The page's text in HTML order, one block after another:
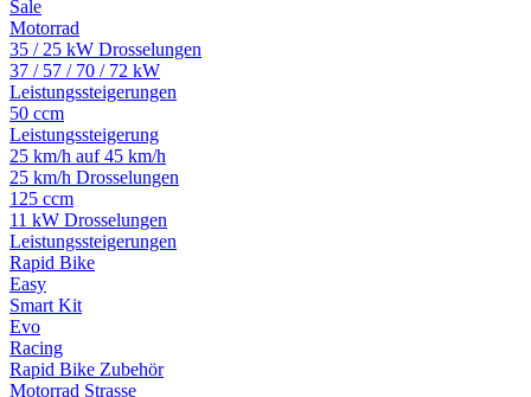
Sale
Motorrad
35 / 25 kW Drosselungen
37 / 57 / 70 / 72 kW
Leistungssteigerungen
50 ccm
Leistungssteigerung
25 km/h auf 45 km/h
25 km/h Drosselungen
125 ccm
11 kW Drosselungen
Leistungssteigerungen
Rapid Bike
Easy
Smart Kit
Evo
Racing
Rapid Bike Zubehör
Motorrad Strasse